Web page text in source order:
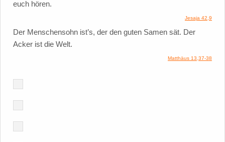
euch hören.
Jesaja 42,9
Der Menschensohn ist’s, der den guten Samen sät. Der
Acker ist die Welt.
Matthäus 13,37-38